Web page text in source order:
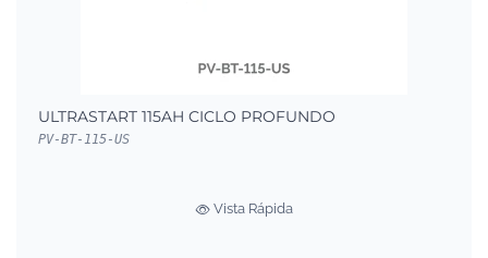
ULTRASTART 115AH CICLO PROFUNDO
PV-BT-115-US
Vista Rápida